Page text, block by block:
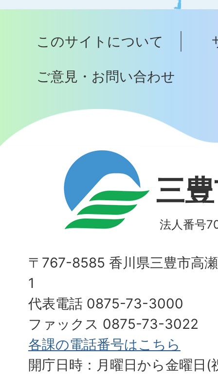
ッ
へ
このサイトについて
ご意見・お問い合わせ
三
法人番号
〒767-8585 香川県三豊市高
1
代表電話 0875-73-3000
ファックス 0875-73-3022
各課の電話番号はこちら
開庁日時：月曜日から金曜日(